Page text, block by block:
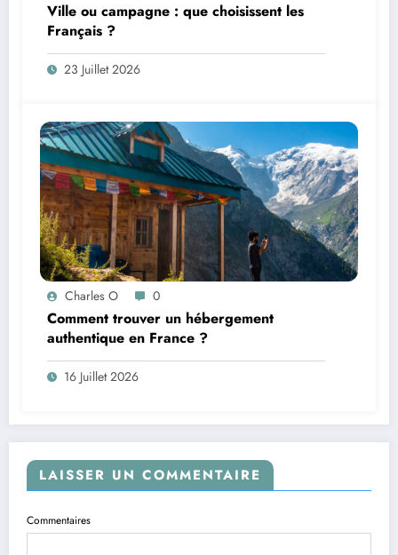
Ville ou campagne : que choisissent les
Français ?
23 Juillet 2026
Charles O 0
Comment trouver un hébergement
authentique en France ?
16 Juillet 2026
LAISSER UN COMMENTAIRE
Commentaires